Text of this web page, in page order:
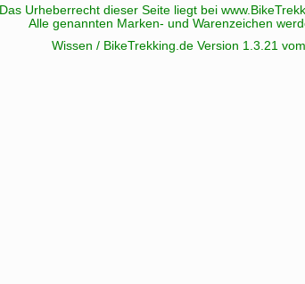
Das Urheberrecht dieser Seite liegt bei www.
Alle genannten Marken- und Warenzeichen
Wissen / BikeTrekking.de Version 1.3.21